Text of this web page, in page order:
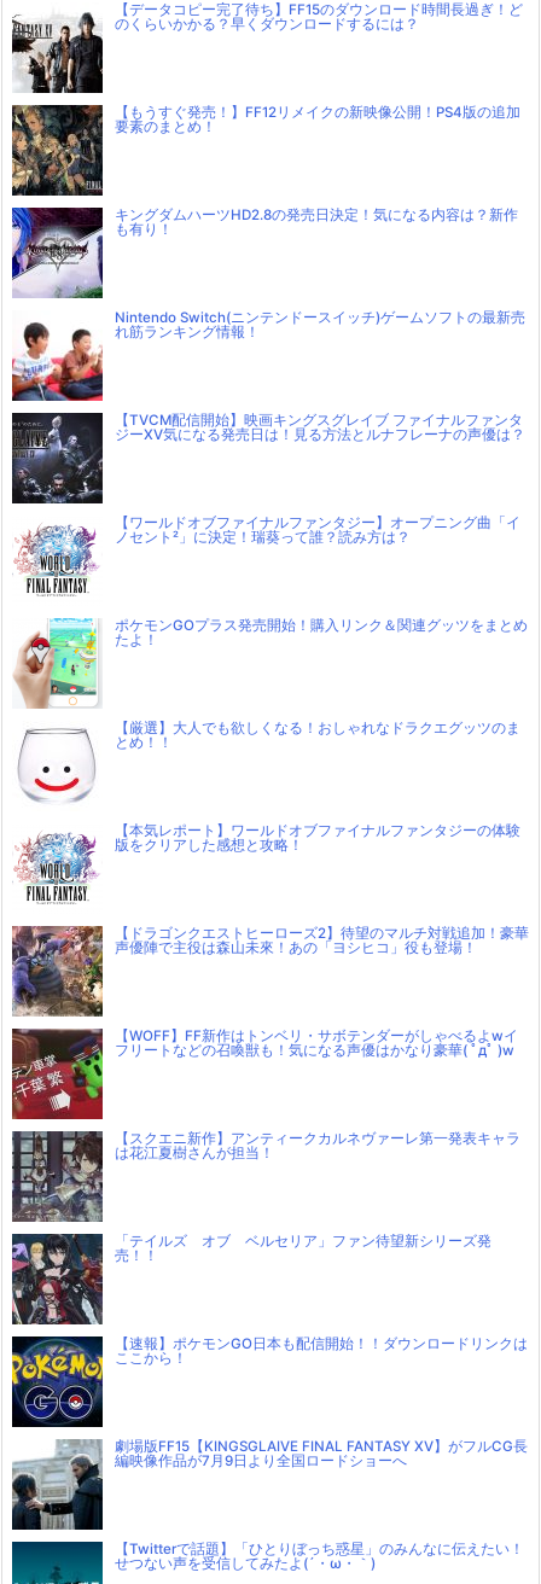
【データコピー完了待ち】FF15のダウンロード時間長過ぎ！ど
のくらいかかる？早くダウンロードするには？
【もうすぐ発売！】FF12リメイクの新映像公開！PS4版の追加
要素のまとめ！
キングダムハーツHD2.8の発売日決定！気になる内容は？新作
も有り！
Nintendo Switch(ニンテンドースイッチ)ゲームソフトの最新売
れ筋ランキング情報！
【TVCM配信開始】映画キングスグレイブ ファイナルファンタ
ジーXV気になる発売日は！見る方法とルナフレーナの声優は？
【ワールドオブファイナルファンタジー】オープニング曲「イ
ノセント²」に決定！瑞葵って誰？読み方は？
ポケモンGOプラス発売開始！購入リンク＆関連グッツをまとめ
たよ！
【厳選】大人でも欲しくなる！おしゃれなドラクエグッツのま
とめ！！
【本気レポート】ワールドオブファイナルファンタジーの体験
版をクリアした感想と攻略！
【ドラゴンクエストヒーローズ2】待望のマルチ対戦追加！豪華
声優陣で主役は森山未來！あの「ヨシヒコ」役も登場！
【WOFF】FF新作はトンベリ・サボテンダーがしゃべるよwイ
フリートなどの召喚獣も！気になる声優はかなり豪華( ﾟдﾟ )w
【スクエニ新作】アンティークカルネヴァーレ第一発表キャラ
は花江夏樹さんが担当！
「テイルズ オブ ベルセリア」ファン待望新シリーズ発
売！！
【速報】ポケモンGO日本も配信開始！！ダウンロードリンクは
ここから！
劇場版FF15【KINGSGLAIVE FINAL FANTASY XV】がフルCG長
編映像作品が7月9日より全国ロードショーへ
【Twitterで話題】「ひとりぼっち惑星」のみんなに伝えたい！
せつない声を受信してみたよ(´・ω・｀)